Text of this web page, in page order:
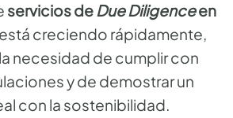
servicios de Due Diligenceen
está creciendo rápidamente,
necesidad de cumplir con
y de demostrar un
con la sostenibilidad.